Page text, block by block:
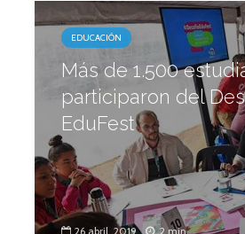
EDUCACIÓN
Más de 1.500
participaron del
EduFest
26 abril, 2019 2 min.